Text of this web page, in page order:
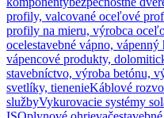
profily, valcované oceľové
profily na mieru, výrobca
ocelestavebné vápno,
vápencové produkty,
stavebníctvo, výroba betónu,
svetlíky, tienenieKáblové
službyVykurovacie systémy